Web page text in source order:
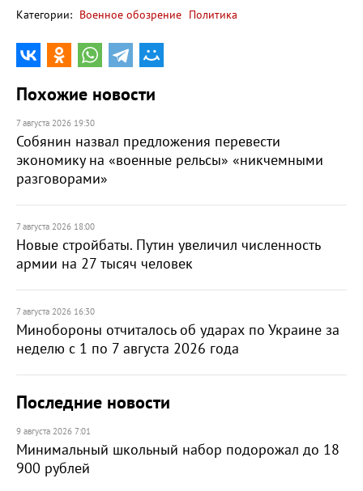
Категории: Военное обозрение Политика
Похожие новости
7 августа 2026 19:30
Собянин назвал предложения перевести
экономику на «военные рельсы» «никчемными
разговорами»
7 августа 2026 18:00
Новые стройбаты. Путин увеличил численность
армии на 27 тысяч человек
7 августа 2026 16:30
Минобороны отчиталось об ударах по Украине за
неделю с 1 по 7 августа 2026 года
Последние новости
9 августа 2026 7:01
Минимальный школьный набор подорожал до 18
900 рублей